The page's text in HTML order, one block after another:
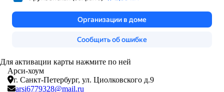
Для активации карты нажмите по ней
Арси-хоум
г. Санкт-Петербург, ул. Циолковского д.9
arsi6779328@mail.ru